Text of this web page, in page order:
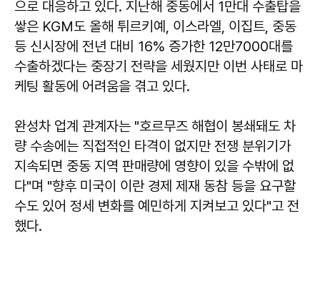
으로 대응하고 있다. 지난해 중동에서 1만대 수출탑을
쌓은 KGM도 올해 튀르키예, 이스라엘, 이집트, 중동
등 신시장에 전년 대비 16% 증가한 12만7000대를
수출하겠다는 중장기 전략을 세웠지만 이번 사태로 마
케팅 활동에 어려움을 겪고 있다.
완성차 업계 관계자는 "호르무즈 해협이 봉쇄돼도 차
량 수송에는 직접적인 타격이 없지만 전쟁 분위기가
지속되면 중동 지역 판매량에 영향이 있을 수밖에 없
다"며 "향후 미국이 이란 경제 제재 동참 등을 요구할
수도 있어 정세 변화를 예민하게 지켜보고 있다"고 전
했다.